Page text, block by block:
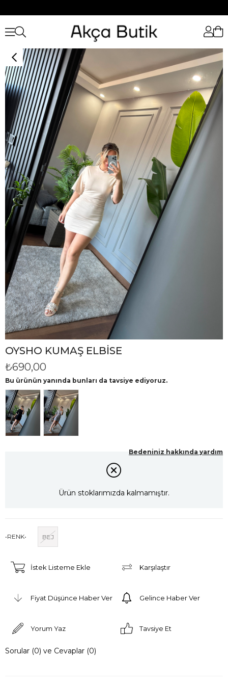
OYSHO KUMAŞ ELBİSE
₺690,00
Bu ürünün yanında bunları da tavsiye ediyoruz.
Ürün stoklarımızda kalmamıştır.
•RENK• BEJ
Bedeniniz hakkında yardım
İstek Listeme Ekle Karşılaştır
Fiyat Düşünce Haber Ver Gelince Haber Ver
Yorum Yaz Tavsiye Et
Sorular (0) ve Cevaplar (0)